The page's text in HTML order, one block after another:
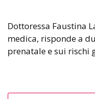
Dottoressa Faustina
medica, risponde a
prenatale e sui rischi